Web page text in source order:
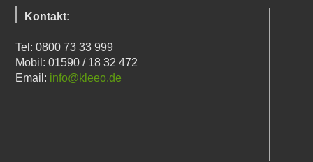
Kontakt:
Tel: 0800 73 33 999
Mobil: 01590 / 18 32 472
Email: info@kleeo.de